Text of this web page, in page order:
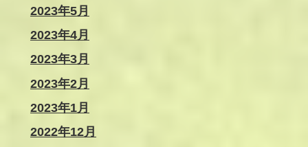
2023年5月
2023年4月
2023年3月
2023年2月
2023年1月
2022年12月